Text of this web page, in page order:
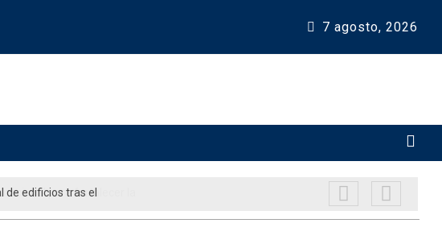
7 agosto, 2026
para fortalecer la